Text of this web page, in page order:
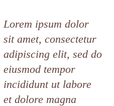
Lorem ipsum dolor
sit amet, consectetur
adipiscing elit, sed do
eiusmod tempor
incididunt ut labore
et dolore magna